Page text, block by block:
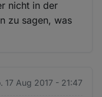
nicht in der
zu sagen, was
17 Aug 2017 - 21:47